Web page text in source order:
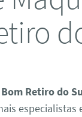
Retiro do